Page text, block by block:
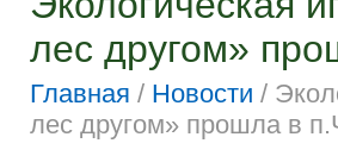
лес другом»
Главная / Новости /
лес другом» прошла в